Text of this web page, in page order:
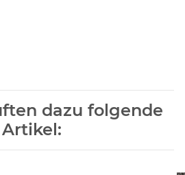
dazu folgende
Artikel: